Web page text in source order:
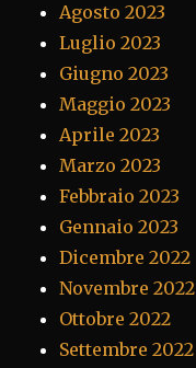
Agosto 2023
Luglio 2023
Giugno 2023
Maggio 2023
Aprile 2023
Marzo 2023
Febbraio 2023
Gennaio 2023
Dicembre 2022
Novembre 2022
Ottobre 2022
Settembre 2022